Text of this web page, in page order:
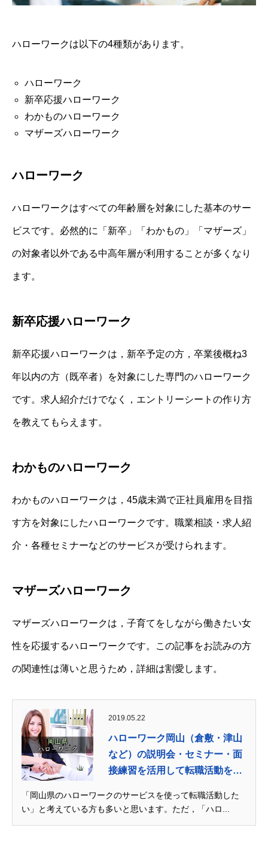
ハローワークは以下の4種類があります。
ハローワーク
新卒応援ハローワーク
わかものハローワーク
マザーズハローワーク
ハローワーク
ハローワークはすべての年齢層を対象にした基本のサー
ビスです。必然的に「新卒」「わかもの」「マザーズ」
の対象者以外である中高年層が利用することが多くなり
ます。
新卒応援ハローワーク
新卒応援ハローワークは，新卒予定の方，卒業後概ね3
年以内の方（既卒者）を対象にした専門のハローワーク
です。求人紹介だけでなく，エントリーシートの作り方
を教えてもらえます。
わかものハローワーク
わかものハローワークは，45歳未満で正社員雇用を目指
す方を対象にしたハローワークです。職業相談・求人紹
介・各種セミナーなどのサービスが受けられます。
マザーズハローワーク
マザーズハローワークは，子育てをしながら働きたい女
性を応援するハローワークです。この記事をお読みの方
の関連性は薄いと思うため，詳細は割愛します。
2019.05.22
ハローワーク岡山（倉敷・津山
など）の説明会・セミナー・面
接練習を活用して転職活動を
「岡山県のハローワークのサービスを使って転職活動した
い」と考えている方も多いと思います。ただ，「ハロ...